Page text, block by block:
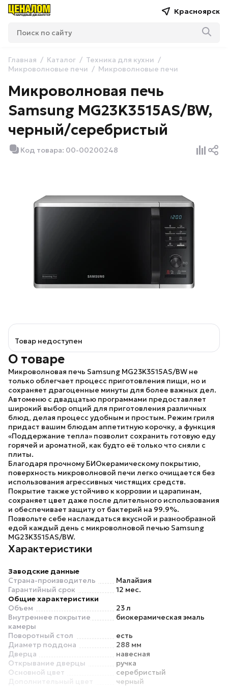
Красноярск
Главная Каталог
Техника для кухни
Микроволновые печи
Микроволновые печи
Микроволновая печь
Samsung MG23K3515AS/BW,
черный/серебристый
Код товара: 00-00200248
Товар недоступен
О товаре
Микроволновая печь Samsung MG23K3515AS/BW не
только облегчает процесс приготовления пищи, но и
сохраняет драгоценные минуты для более важных дел.
Автоменю с двадцатью программами предоставляет
широкий выбор опций для приготовления различных
блюд, делая процесс удобным и простым. Режим гриля
придаст вашим блюдам аппетитную корочку, а функция
«Поддержание тепла» позволит сохранить готовую еду
горячей и ароматной, как будто её только что сняли с
плиты.
Благодаря прочному БИОкерамическому покрытию,
поверхность микроволновой печи легко очищается без
использования агрессивных чистящих средств.
Покрытие также устойчиво к коррозии и царапинам,
сохраняет цвет даже после длительного использования
и обеспечивает защиту от бактерий на 99.9%.
Позвольте себе наслаждаться вкусной и разнообразной
едой каждый день с микроволновой печью Samsung
MG23K3515AS/BW.
Характеристики
Заводские данные
Страна-производитель
Малайзия
Гарантийный срок
12 мес.
Общие характеристики
Объем
23 л
Внутреннее покрытие
камеры
биокерамическая эмаль
Поворотный стол
есть
Диаметр поддона
288 мм
Дверца
навесная
Открывание дверцы
ручка
Основной цвет
серебристый
Дополнительный цвет
черный